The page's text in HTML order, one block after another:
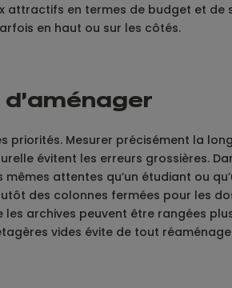
en termes de budget et de
en haut ou sur les côtés.​
Mesurer précisément la
évitent les erreurs grossières.
attentes qu’un étudiant ou
des colonnes fermées pour les
archives peuvent être rangées
vides évite de tout